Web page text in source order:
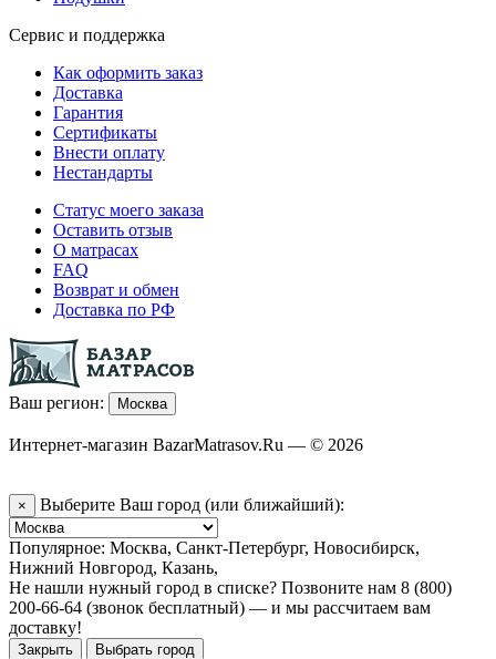
Сервис и поддержка
Как оформить заказ
Доставка
Гарантия
Сертификаты
Внести оплату
Нестандарты
Статус моего заказа
Оставить отзыв
О матрасах
FAQ
Возврат и обмен
Доставка по РФ
Ваш регион: Москва
Интернет-магазин BazarMatrasov.Ru — © 2026
× Выберите Ваш город (или ближайший):
Популярное: Москва, Санкт-Петербург, Новосибирск,
Нижний Новгород, Казань,
Не нашли нужный город в списке? Позвоните нам 8 (800)
200-66-64 (звонок бесплатный) — и мы рассчитаем вам
доставку!
Закрыть Выбрать город